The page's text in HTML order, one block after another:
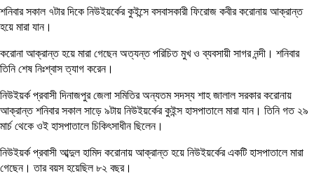
শনিবার সকাল ৭টার দিকে নিউইয়র্কের কুইন্সে বসবাসকারী ফিরোজ কবীর করোনায় আক্রান্ত
হয়ে মারা যান।
করোনা আক্রান্ত হয়ে মারা গেছেন অত্যন্ত পরিচিত মুখ ও ব্যবসায়ী সাগর নন্দী। শনিবার
তিনি শেষ নিঃশ্বাস ত্যাগ করেন।
নিউইয়র্ক প্রবাসী দিনাজপুর জেলা সমিতির অন্যতম সদস্য শাহ জালাল সরকার করোনায়
আক্রান্ত শনিবার সকাল সাড়ে ৯টায় নিউইয়র্কের কুইন্স হাসপাতালে মারা যান। তিনি গত ২৯
মার্চ থেকে ওই হাসপাতালে চিকিৎসাধীন ছিলেন।
নিউইয়র্ক প্রবাসী আব্দুল হামিদ করোনায় আক্রান্ত হয়ে নিউইয়র্কের একটি হাসপাতালে মারা
গেছেন। তার বয়স হয়েছিল ৮২ বছর।